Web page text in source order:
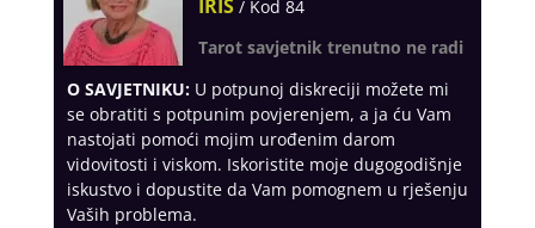
IRIS / Kod 84
Tarot savjetnik trenutno ne radi
O SAVJETNIKU:U potpunoj diskreciji možete mi
se obratiti s potpunim povjerenjem, a ja ću Vam
nastojati pomoći mojim urođenim darom
vidovitosti i viskom. Iskoristite moje dugogodišnje
iskustvo i dopustite da Vam pomognem u rješenju
Vaših problema.